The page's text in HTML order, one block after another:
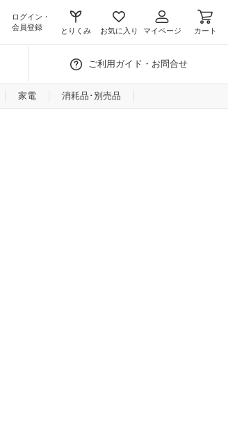
ログイン・
会員登録
とりくみ お気に入り マイページ カート
ご利用ガイド・お問合せ
家電 消耗品･別売品